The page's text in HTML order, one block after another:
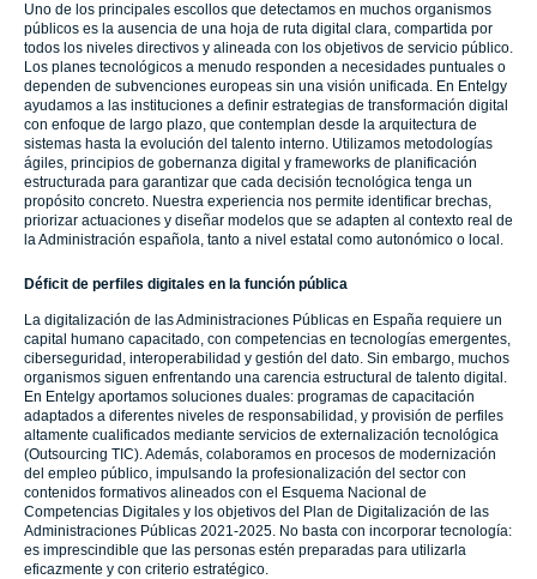
Uno de los principales escollos que detectamos en muchos organismos
públicos es la ausencia de una hoja de ruta digital clara, compartida por
todos los niveles directivos y alineada con los objetivos de servicio público.
Los planes tecnológicos a menudo responden a necesidades puntuales o
dependen de subvenciones europeas sin una visión unificada. En Entelgy
ayudamos a las instituciones a definir estrategias de transformación digital
con enfoque de largo plazo, que contemplan desde la arquitectura de
sistemas hasta la evolución del talento interno. Utilizamos metodologías
ágiles, principios de gobernanza digital y frameworks de planificación
estructurada para garantizar que cada decisión tecnológica tenga un
propósito concreto. Nuestra experiencia nos permite identificar brechas,
priorizar actuaciones y diseñar modelos que se adapten al contexto real de
la Administración española, tanto a nivel estatal como autonómico o local.
Déficit de perfiles digitales en la función pública
La digitalización de las Administraciones Públicas en España requiere un
capital humano capacitado, con competencias en tecnologías emergentes,
ciberseguridad, interoperabilidad y gestión del dato. Sin embargo, muchos
organismos siguen enfrentando una carencia estructural de talento digital.
En Entelgy aportamos soluciones duales: programas de capacitación
adaptados a diferentes niveles de responsabilidad, y provisión de perfiles
altamente cualificados mediante servicios de externalización tecnológica
(Outsourcing TIC). Además, colaboramos en procesos de modernización
del empleo público, impulsando la profesionalización del sector con
contenidos formativos alineados con el Esquema Nacional de
Competencias Digitales y los objetivos del Plan de Digitalización de las
Administraciones Públicas 2021-2025. No basta con incorporar tecnología:
es imprescindible que las personas estén preparadas para utilizarla
eficazmente y con criterio estratégico.